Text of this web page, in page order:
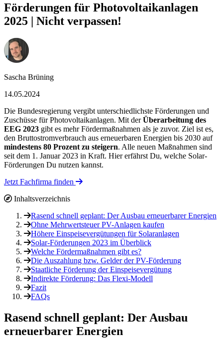
Förderungen für Photovoltaikanlagen
2025 | Nicht verpassen!
Sascha Brüning
14.05.2024
Die Bundesregierung vergibt unterschiedlichste Förderungen und
Zuschüsse für Photovoltaikanlagen. Mit derÜberarbeitung des
EEG 2023 gibt es mehr Fördermaßnahmen als je zuvor. Ziel ist es,
den Bruttostromverbrauch aus erneuerbaren Energien bis 2030 auf
mindestens 80 Prozent zu steigern. Alle neuen Maßnahmen sind
seit dem 1. Januar 2023 in Kraft. Hier erfährst Du, welche Solar-
Förderungen Du nutzen kannst.
Jetzt Fachfirma finden
Inhaltsverzeichnis
Rasend schnell geplant: Der Ausbau erneuerbarer Energien
Ohne Mehrwertsteuer PV-Anlagen kaufen
Höhere Einspeisevergütungen für Solaranlagen
Solar-Förderungen 2023 im Überblick
Welche Fördermaßnahmen gibt es?
Die Auszahlung bzw. Gelder der PV-Förderung
Staatliche Förderung der Einspeisevergütung
Indirekte Förderung: Das Flexi-Modell
Fazit
FAQs
Rasend schnell geplant: Der Ausbau
erneuerbarer Energien